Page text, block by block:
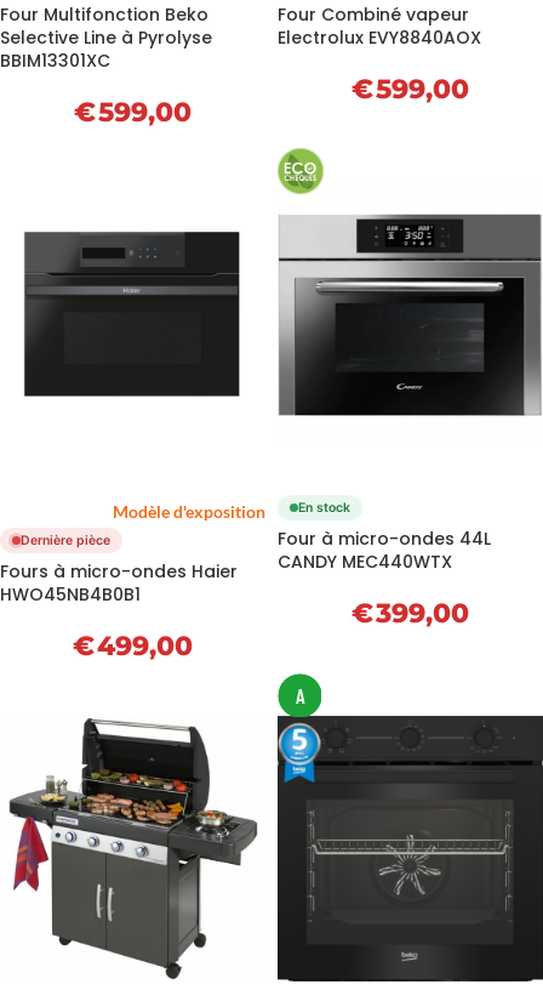
Four Multifonction Beko
Selective Line à Pyrolyse
BBIM13301XC
€599,00
Four Combiné vapeur
Electrolux EVY8840AOX
€599,00
Modèle d'exposition
Dernière pièce
Fours à micro-ondes Haier
HWO45NB4B0B1
€499,00
En stock
Four à micro-ondes 44L
CANDY MEC440WTX
€399,00
A